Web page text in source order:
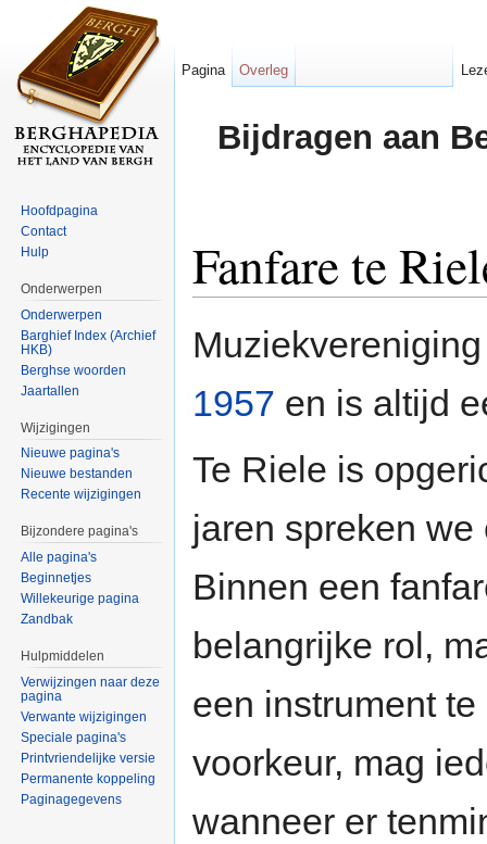
Bijdragen aan
Fanfare te
1957 en is altijd
Te Riele is
jaren spreken
Binnen een
belangrijke rol,
een instrument
voorkeur, mag
wanneer er
Pagina Overleg
Hoofdpagina
Contact
Hulp
Onderwerpen
Onderwerpen
Barghief Index (Archief
HKB)
Berghse woorden
Jaartallen
Wijzigingen
Nieuwe pagina's
Nieuwe bestanden
Recente wijzigingen
Bijzondere pagina's
Alle pagina's
Beginnetjes
Willekeurige pagina
Zandbak
Hulpmiddelen
Verwijzingen naar deze
pagina
Verwante wijzigingen
Speciale pagina's
Printvriendelijke versie
Permanente koppeling
Paginagegevens